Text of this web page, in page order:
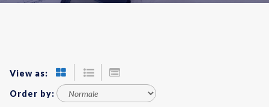
View as:
Order by: